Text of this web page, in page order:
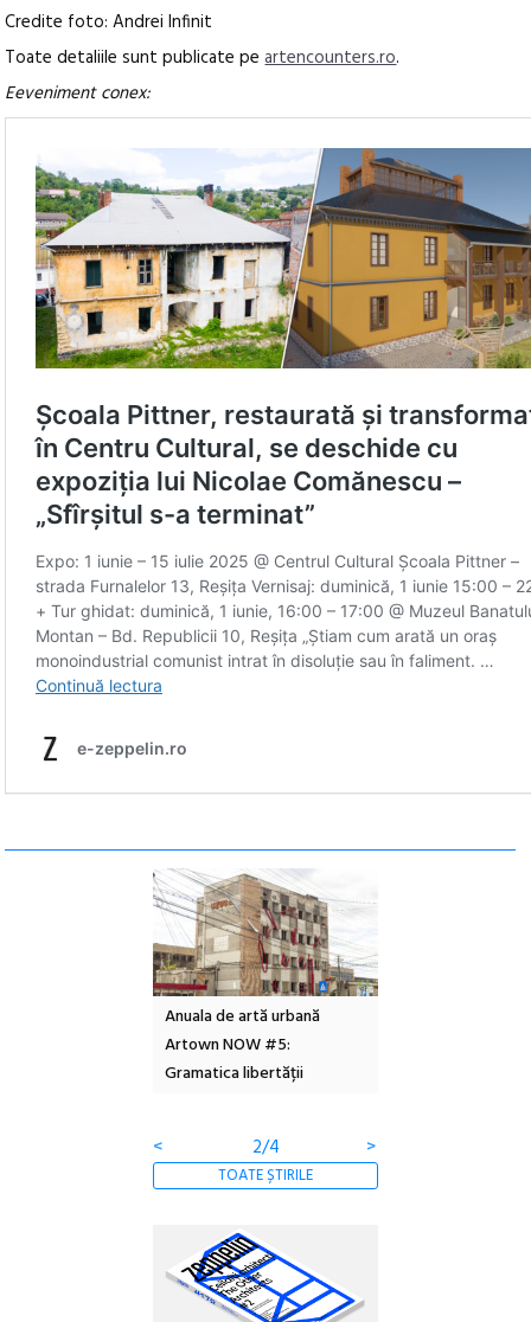
Credite foto: Andrei Infinit
Toate detaliile sunt publicate peartencounters.ro.
Eeveniment conex:
Anuala de artă urbană
Artown NOW #5:
Gramatica libertății
< 2/4 >
TOATE ȘTIRILE